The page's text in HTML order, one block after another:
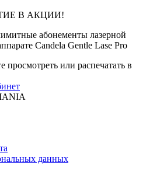
В АКЦИИ!
абонементы лазерной
Candela Gentle Lase Pro
или распечатать в
данных